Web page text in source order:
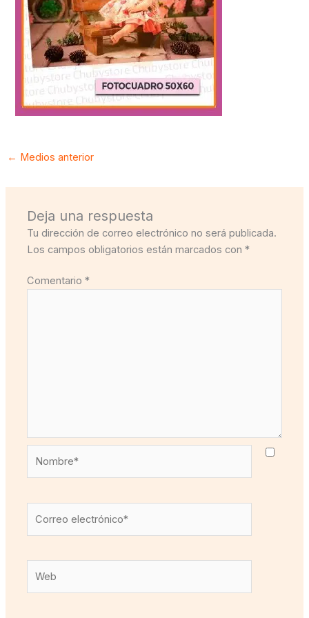
← Medios anterior
Deja una respuesta
Tu dirección de correo electrónico no será publicada.
Los campos obligatorios están marcados con*
Comentario*
electrónico*